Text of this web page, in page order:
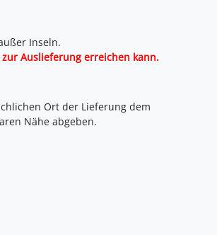
Inseln.
Auslieferung erreichen kann.
Ort der Lieferung dem
Nähe abgeben.